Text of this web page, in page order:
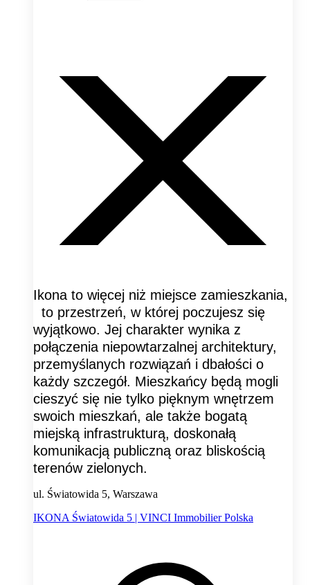
Ikona to więcej niż miejsce zamieszkania,
to przestrzeń, w której poczujesz się
wyjątkowo. Jej charakter wynika z
połączenia niepowtarzalnej architektury,
przemyślanych rozwiązań i dbałości o
każdy szczegół. Mieszkańcy będą mogli
cieszyć się nie tylko pięknym wnętrzem
swoich mieszkań, ale także bogatą
miejską infrastrukturą, doskonałą
komunikacją publiczną oraz bliskością
terenów zielonych.
ul. Światowida 5, Warszawa
IKONA Światowida 5 | VINCI Immobilier Polska